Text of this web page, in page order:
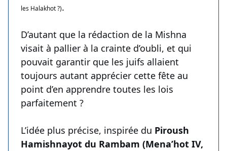
les Halakhot ?).
D’autant que la rédaction de la Mishna
visait à pallier à la crainte d’oubli, et qui
pouvait garantir que les juifs allaient
toujours autant apprécier cette fête au
point d’en apprendre toutes les lois
parfaitement ?
L’idée plus précise, inspirée du Piroush
Hamishnayot du Rambam (Mena’hot IV,